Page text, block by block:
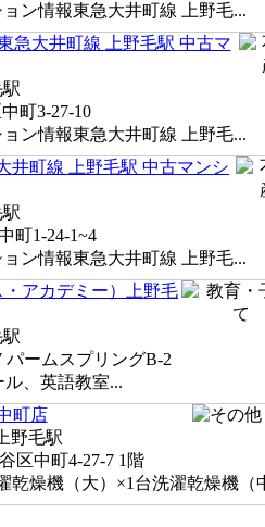
ン情報東急大井町線 上野毛...
急大井町線 上野毛駅 中古マ
駅
町3-27-10
ン情報東急大井町線 上野毛...
井町線 上野毛駅 中古マンシ
駅
町1-24-1~4
ン情報東急大井町線 上野毛...
・アカデミー）上野毛
駅
パームスプリングB-2
、英語教室...
町店
上野毛駅
区中町4-27-7 1階
乾燥機（大）×1台洗濯乾燥機（